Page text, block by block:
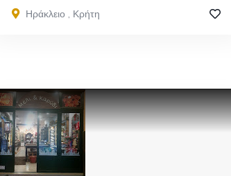
Ηράκλειο , Κρήτη